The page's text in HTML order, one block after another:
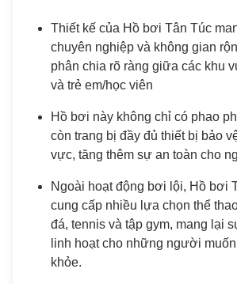
Thiết kế của Hồ bơi Tân Túc
chuyên nghiệp và không gian
phân chia rõ ràng giữa các khu
và trẻ em/học viên
Hồ bơi này không chỉ có phao
còn trang bị đầy đủ thiết bị bảo
vực, tăng thêm sự an toàn cho
Ngoài hoạt động bơi lội, Hồ bơi
cung cấp nhiều lựa chọn thể
đá, tennis và tập gym, mang lại
linh hoạt cho những người
khỏe.